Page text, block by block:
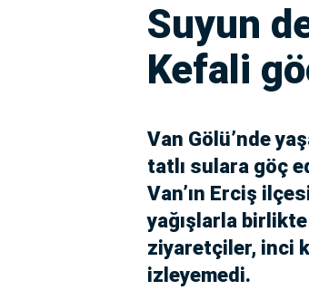
Suyun
Kefali
Van Gölü’nde
tatlı sulara göç
Van’ın Erciş
yağışlarla
ziyaretçiler, inci
izleyemedi.